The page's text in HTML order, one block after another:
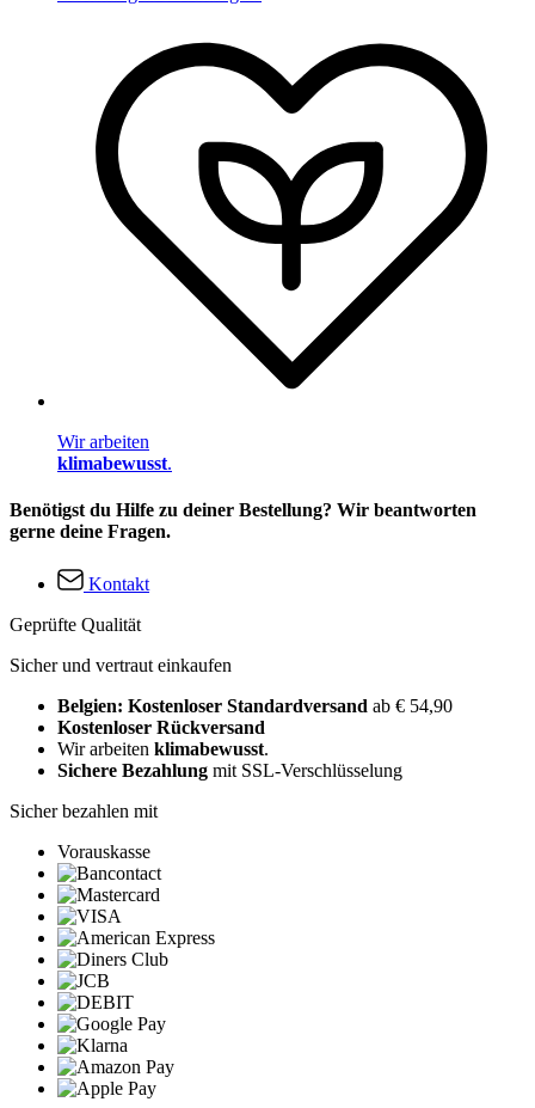
Wir arbeiten
klimabewusst.
Benötigst du Hilfe zu deiner Bestellung? Wir beantworten
gerne deine Fragen.
Kontakt
Geprüfte Qualität
Sicher und vertraut einkaufen
Belgien: Kostenloser Standardversand ab € 54,90
Kostenloser Rückversand
Wir arbeiten klimabewusst.
Sichere Bezahlung mit SSL-Verschlüsselung
Sicher bezahlen mit
Vorauskasse